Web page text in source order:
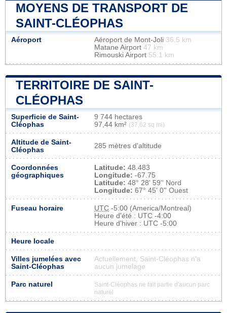
MOYENS DE TRANSPORT DE
SAINT-CLÉOPHAS
Aéroport Aéroport de Mont-Joli 36.5 km
Matane Airport 47 km
Rimouski Airport 55.1 km
TERRITOIRE DE SAINT-
CLÉOPHAS
Superficie de Saint-
Cléophas
9 744 hectares
97,44 km² (37,62 sq mi)
Altitude de Saint-
Cléophas
285 mètres d'altitude
Coordonnées
géographiques
Latitude: 48.483
Longitude: -67.75
Latitude: 48° 28' 59'' Nord
Longitude: 67° 45' 0'' Ouest
Fuseau horaire UTC -5:00 (America/Montreal)
Heure d'été : UTC -4:00
Heure d'hiver : UTC -5:00
Heure locale
Villes jumelées avec
Saint-Cléophas
Actuellement, Saint-Cléophas n'a
aucun jumelage
Parc naturel
Saint-Cléophas ne fait partie d'aucun parc
naturel